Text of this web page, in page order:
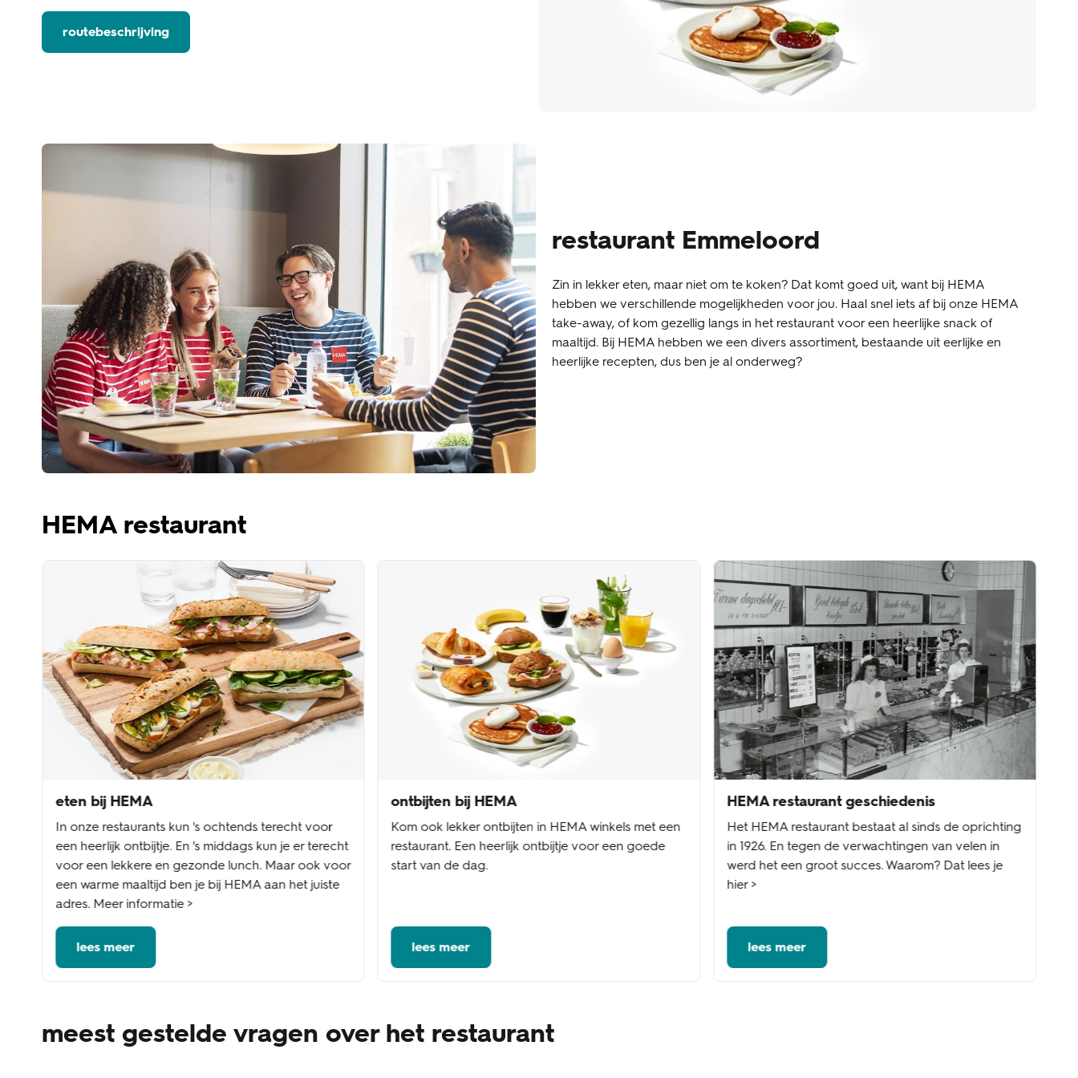
routebeschrijving
restaurant Emmeloord
Zin in lekker eten, maar niet om te koken? Dat komt goed uit, want bij HEMA
hebben we verschillende mogelijkheden voor jou. Haal snel iets af bij onze HEMA
take-away, of kom gezellig langs in het restaurant voor een heerlijke snack of
maaltijd. Bij HEMA hebben we een divers assortiment, bestaande uit eerlijke en
heerlijke recepten, dus ben je al onderweg?
HEMA restaurant
eten bij HEMA
In onze restaurants kun 's ochtends terecht voor
een heerlijk ontbijtje. En 's middags kun je er terecht
voor een lekkere en gezonde lunch. Maar ook voor
een warme maaltijd ben je bij HEMA aan het juiste
adres. Meer informatie >
lees meer
ontbijten bij HEMA
Kom ook lekker ontbijten in HEMA winkels met een
restaurant. Een heerlijk ontbijtje voor een goede
start van de dag.
lees meer
HEMA restaurant geschiedenis
Het HEMA restaurant bestaat al sinds de oprichting
in 1926. En tegen de verwachtingen van velen in
werd het een groot succes. Waarom? Dat lees je
hier >
lees meer
meest gestelde vragen over het restaurant